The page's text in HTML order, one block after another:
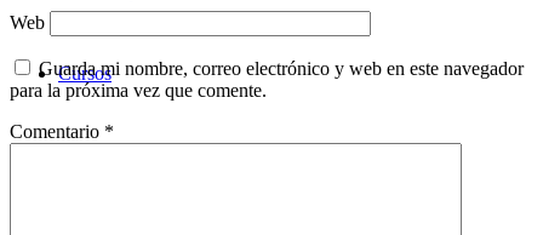
Cursos
Web
Guarda mi nombre, correo electrónico y web en este navegador
para la próxima vez que comente.
Comentario *